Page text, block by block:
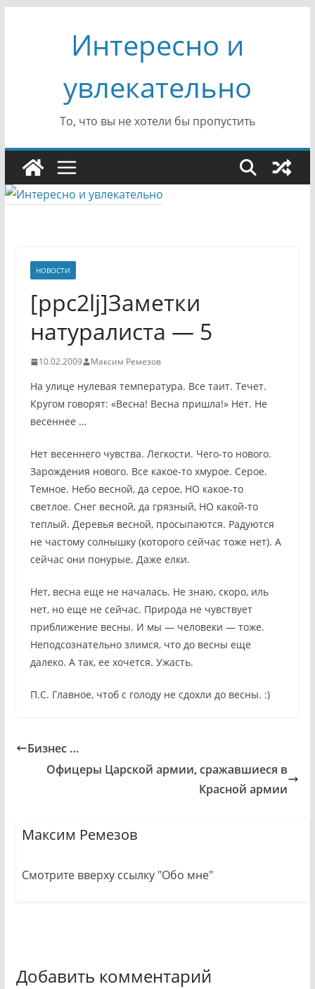
содержимомуИнтересно и
увлекательно
То, что вы не хотели бы пропустить
НОВОСТИ
[ppc2lj]Заметки
натуралиста — 5
10.02.2009 Максим Ремезов
На улице нулевая температура. Все таит. Течет.
Кругом говорят: «Весна! Весна пришла!» Нет. Не
весеннее …
Нет весеннего чувства. Легкости. Чего-то нового.
Зарождения нового. Все какое-то хмурое. Серое.
Темное. Небо весной, да серое, НО какое-то
светлое. Снег весной, да грязный, НО какой-то
теплый. Деревья весной, просыпаются. Радуются
не частому солнышку (которого сейчас тоже нет). А
сейчас они понурые. Даже елки.
Нет, весна еще не началась. Не знаю, скоро, иль
нет, но еще не сейчас. Природа не чувствует
приближение весны. И мы — человеки — тоже.
Неподсознательно злимся, что до весны еще
далеко. А так, ее хочется. Ужасть.
П.С. Главное, чтоб с голоду не сдохли до весны. :)
Бизнес …
Офицеры Царской армии, сражавшиеся в
Красной армии
Максим Ремезов
Смотрите вверху ссылку "Обо мне"
Добавить комментарий